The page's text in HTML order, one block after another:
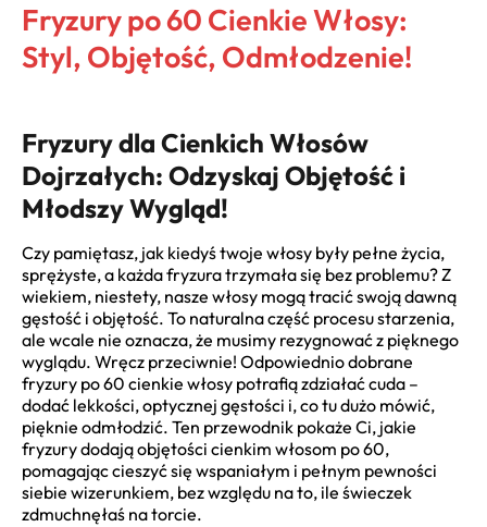
Fryzury po 60 Cienkie Włosy:
Styl, Objętość, Odmłodzenie!
Fryzury dla Cienkich Włosów
Dojrzałych: Odzyskaj Objętość i
Młodszy Wygląd!
Czy pamiętasz, jak kiedyś twoje włosy były pełne życia,
sprężyste, a każda fryzura trzymała się bez problemu? Z
wiekiem, niestety, nasze włosy mogą tracić swoją dawną
gęstość i objętość. To naturalna część procesu starzenia,
ale wcale nie oznacza, że musimy rezygnować z pięknego
wyglądu. Wręcz przeciwnie! Odpowiednio dobrane
fryzury po 60 cienkie włosy potrafią zdziałać cuda –
dodać lekkości, optycznej gęstości i, co tu dużo mówić,
pięknie odmłodzić. Ten przewodnik pokaże Ci, jakie
fryzury dodają objętości cienkim włosom po 60,
pomagając cieszyć się wspaniałym i pełnym pewności
siebie wizerunkiem, bez względu na to, ile świeczek
zdmuchnęłaś na torcie.